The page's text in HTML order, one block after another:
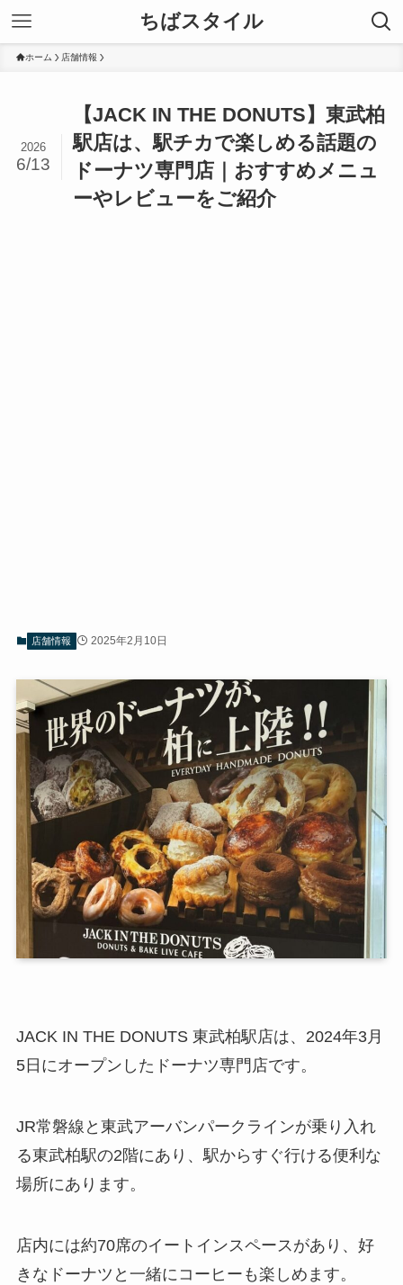
ちばスタイル
ホーム 店舗情報
【JACK IN THE DONUTS】東武柏
駅店は、駅チカで楽しめる話題の
ドーナツ専門店｜おすすめメニュ
ーやレビューをご紹介
2026
6/13
店舗情報 2025年2月10日
JACK IN THE DONUTS 東武柏駅店は、2024年3月
5日にオープンしたドーナツ専門店です。
JR常磐線と東武アーバンパークラインが乗り入れ
る東武柏駅の2階にあり、駅からすぐ行ける便利な
場所にあります。
店内には約70席のイートインスペースがあり、好
きなドーナツと一緒にコーヒーも楽しめます。